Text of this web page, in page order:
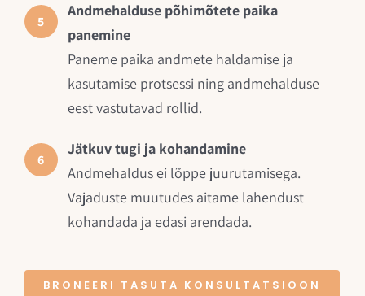
5
Andmehalduse põhimõtete paika
panemine
Paneme paika andmete haldamise ja
kasutamise protsessi ning andmehalduse
eest vastutavad rollid.
6
Jätkuv tugi ja kohandamine
Andmehaldus ei lõppe juurutamisega.
Vajaduste muutudes aitame lahendust
kohandada ja edasi arendada.
BRONEERI TASUTA KONSULTATSIOON